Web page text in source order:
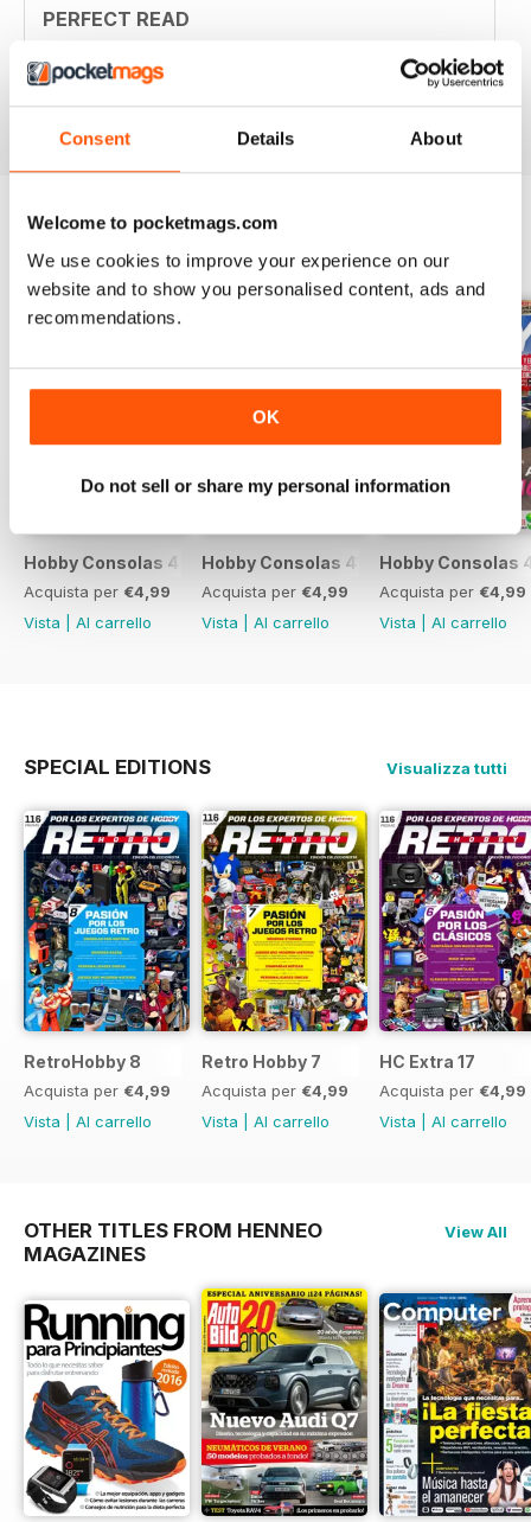
Consent Details About
Welcome to pocketmags.com
We use cookies to improve your experience on our
website and to show you personalised content, ads and
recommendations.
OK
Do not sell or share my personal information
PERFECT READ
Recensito 25 luglio 2019
EDIZIONI INDIETRO Visualizza tutti
Hobby Consolas 420
Acquista per €4,99
Vista
Al carrello
Hobby Consolas 419
Acquista per €4,99
Vista
Al carrello
Hobby Consolas
Acquista per €4,99
Vista
Al carrello
SPECIAL EDITIONS Visualizza tutti
RetroHobby 8
Acquista per €4,99
Vista
Al carrello
Retro Hobby 7
Acquista per €4,99
Vista
Al carrello
HC Extra 17
Acquista per €4,99
Vista
Al carrello
OTHER TITLES FROM HENNEO
MAGAZINES
View All